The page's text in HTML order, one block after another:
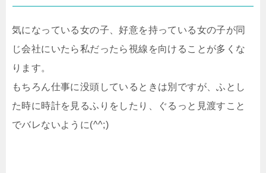
気になっている女の子、好意を持っている女の子が同
じ会社にいたら私だったら視線を向けることが多くな
ります。
もちろん仕事に没頭しているときは別ですが、ふとし
た時に時計を見るふりをしたり、ぐるっと見渡すこと
でバレないように(^^;)